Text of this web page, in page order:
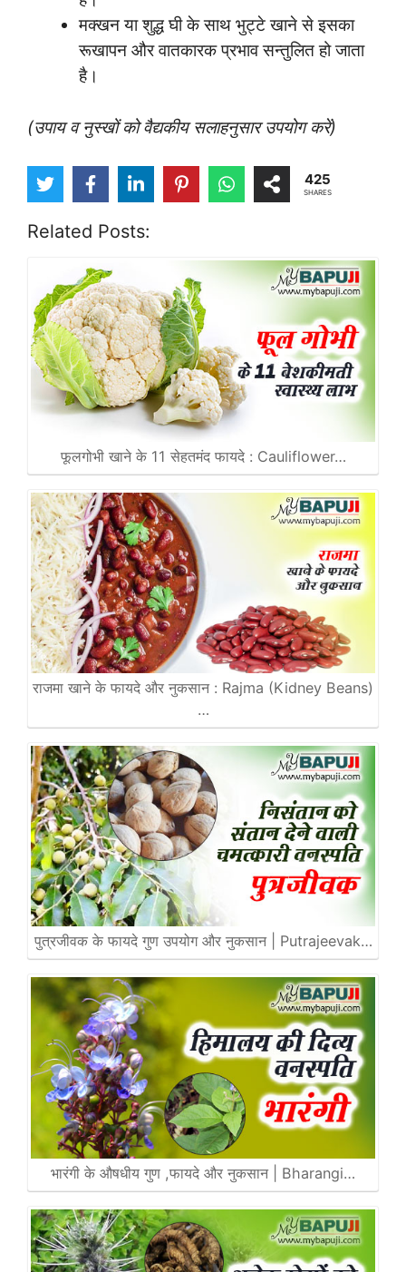
मक्खन या शुद्ध घी के साथ भुट्टे खाने से इसका
रूखापन और वातकारक प्रभाव सन्तुलित हो जाता
है।
(उपाय व नुस्खों को वैद्यकीय सलाहनुसार उपयोग करें)
425
SHARES
Related Posts:
फूलगोभी खाने के 11 सेहतमंद फायदे : Cauliflower…
राजमा खाने के फायदे और नुकसान : Rajma (Kidney Beans)
…
पुत्रजीवक के फायदे गुण उपयोग और नुकसान | Putrajeevak…
भारंगी के औषधीय गुण ,फायदे और नुकसान | Bharangi…